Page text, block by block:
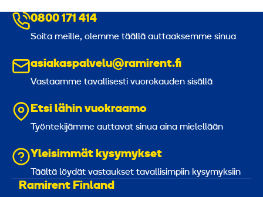
0800 171 414
Soita meille, olemme täällä auttaaksemme sinua
asiakaspalvelu@ramirent.fi
Vastaamme tavallisesti vuorokauden sisällä
Etsi lähin vuokraamo
Työntekijämme auttavat sinua aina mielellään
Yleisimmät kysymykset
Täältä löydät vastaukset tavallisimpiin kysymyksiin
Ramirent Finland